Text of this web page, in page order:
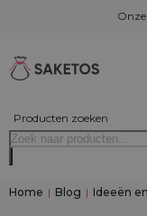
Producten zoeken
Home | Blog | Ideeën